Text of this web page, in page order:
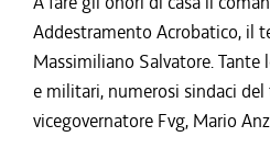
Addestramento Acrobatico, il
Massimiliano Salvatore.
e militari, numerosi sindaci
vicegovernatore Fvg, Mario